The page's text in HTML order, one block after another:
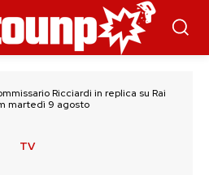
Ricciardi in replica su Rai
martedì 9 agosto
TV